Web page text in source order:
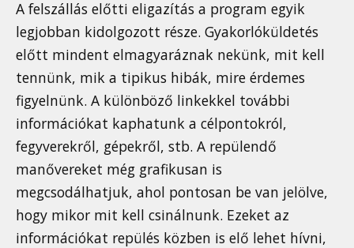
A felszállás előtti eligazítás a program egyik
legjobban kidolgozott része. Gyakorlóküldetés
előtt mindent elmagyaráznak nekünk, mit kell
tennünk, mik a tipikus hibák, mire érdemes
figyelnünk. A különböző linkekkel további
információkat kaphatunk a célpontokról,
fegyverekről, gépekről, stb. A repülendő
manővereket még grafikusan is
megcsodálhatjuk, ahol pontosan be van jelölve,
hogy mikor mit kell csinálnunk. Ezeket az
információkat repülés közben is elő lehet hívni,